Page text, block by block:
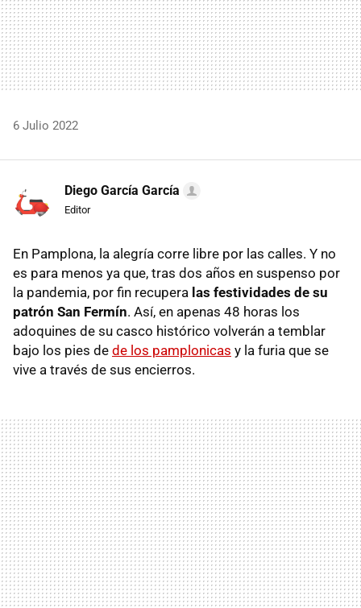
6 Julio 2022
Diego García García
Editor
En Pamplona, la alegría corre libre por las calles. Y no
es para menos ya que, tras dos años en suspenso por
la pandemia, por fin recupera las festividades de su
patrón San Fermín. Así, en apenas 48 horas los
adoquines de su casco histórico volverán a temblar
bajo los pies de de los pamplonicas y la furia que se
vive a través de sus encierros.